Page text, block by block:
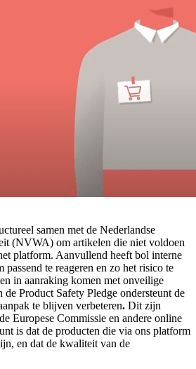
samen met de Nederlandse
(NVWA) om artikelen die niet voldoen
platform. Aanvullend heeft bol interne
passend te reageren en zo het risico te
in aanraking komen met onveilige
Product Safety Pledge ondersteunt de
te blijven verbeteren. Dit zijn
Europese Commissie en andere online
is dat de producten die via ons platform
en dat de kwaliteit van de